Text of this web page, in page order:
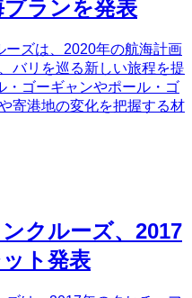
ランを発表
ーズは、2020年の航海計画
バリを巡る新しい旅程を提
・ゴーギャンやポール・ゴ
寄港地の変化を把握する材
クルーズ、2017
ト発表